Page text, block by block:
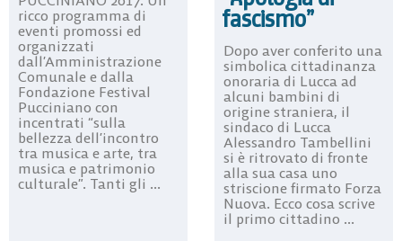
ricco programma di
eventi promossi ed
organizzati
dall’Amministrazione
Comunale e dalla
Fondazione Festival
Pucciniano con
incentrati “sulla
bellezza dell’incontro
tra musica e arte, tra
musica e patrimonio
culturale”. Tanti gli ...
fascismo”
Dopo aver conferito una
simbolica cittadinanza
onoraria di Lucca ad
alcuni bambini di
origine straniera, il
sindaco di Lucca
Alessandro Tambellini
si è ritrovato di fronte
alla sua casa uno
striscione firmato Forza
Nuova. Ecco cosa scrive
il primo cittadino ...